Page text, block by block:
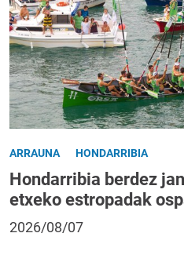
ARRAUNA HONDARRIBIA
Hondarribia berdez
etxeko estropadak
2026/08/07